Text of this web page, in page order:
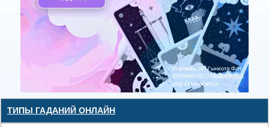
ТИПЫ ГАДАНИЙ ОНЛАЙН